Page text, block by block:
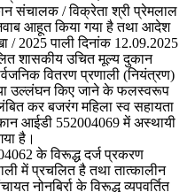
संचालक / विक्रेता श्री प्रेमलाल
आहूत किया गया है तथा आदेश
/ 2025 पाली दिनांक 12.09.2025
शासकीय उचित मूल्य दुकान
वितरण प्रणाली (नियंत्रण)
उल्लंघन किए जाने के फलस्वरूप
कर बजरंग महिला स्व सहायता
आईडी 552004069 में अस्थायी
है।
के विरूद्ध दर्ज प्रकरण
में प्रचलित है तथा तात्कालीन
नोनबिर्रा के विरूद्ध व्यपवर्तित